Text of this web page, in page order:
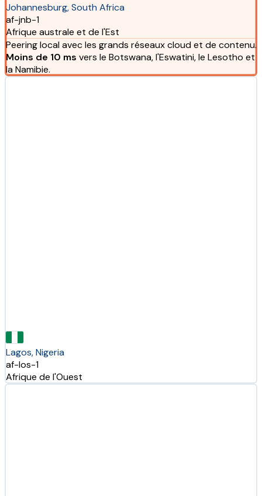
Johannesburg, South Africa
af-jnb-1
Afrique australe et de l'Est
Peering local avec les grands réseaux cloud et de contenu.
Moins de 10 ms vers le Botswana, l'Eswatini, le Lesotho et
la Namibie.
Lagos, Nigeria
af-los-1
Afrique de l'Ouest